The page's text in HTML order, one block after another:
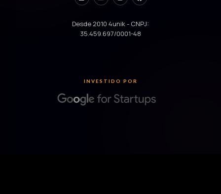
Desde 2010 4unik - CNPJ:
35.459.697/0001-48
INVESTIDO POR